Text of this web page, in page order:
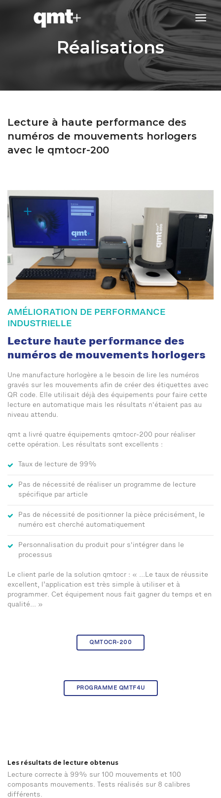
Réalisations
Lecture à haute performance des
numéros de mouvements horlogers
avec le qmtocr-200
AMÉLIORATION DE PERFORMANCE
INDUSTRIELLE
Lecture haute performance des
numéros de mouvements horlogers
Une manufacture horlogère a le besoin de lire les numéros
gravés sur les mouvements afin de créer des étiquettes avec
QR code. Elle utilisait déjà des équipements pour faire cette
lecture en automatique mais les résultats n'étaient pas au
niveau attendu.
qmt a livré quatre équipements qmtocr-200 pour réaliser
cette opération. Les résultats sont excellents :
Taux de lecture de 99%
Pas de nécessité de réaliser un programme de lecture
spécifique par article
Pas de nécessité de positionner la pièce précisément, le
numéro est cherché automatiquement
Personnalisation du produit pour s'intégrer dans le
processus
Le client parle de la solution qmtocr : « ...Le taux de réussite
excellent, l’application est très simple à utiliser et à
programmer. Cet équipement nous fait gagner du temps et en
qualité... »
QMTOCR-200
PROGRAMME QMTF4U
Les résultats de lecture obtenus
Lecture correcte à 99% sur 100 mouvements et 100
composants mouvements. Tests réalisés sur 8 calibres
différents.